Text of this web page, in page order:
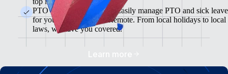
PTO and Sick Leave<br>Easily manage PTO and sick leave
for your global team in Remote. From local holidays to local
laws, we have you covered.
Learn more